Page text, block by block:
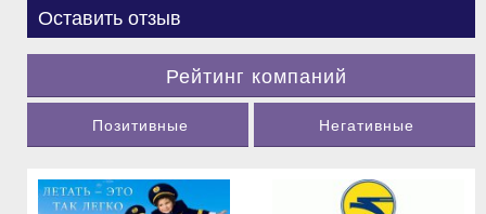
Оставить отзыв
Рейтинг компаний
Позитивные Негативные